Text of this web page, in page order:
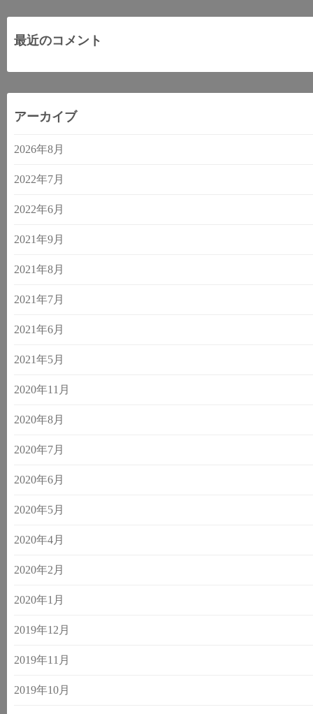
最近のコメント
アーカイブ
2026年8月
2022年7月
2022年6月
2021年9月
2021年8月
2021年7月
2021年6月
2021年5月
2020年11月
2020年8月
2020年7月
2020年6月
2020年5月
2020年4月
2020年2月
2020年1月
2019年12月
2019年11月
2019年10月